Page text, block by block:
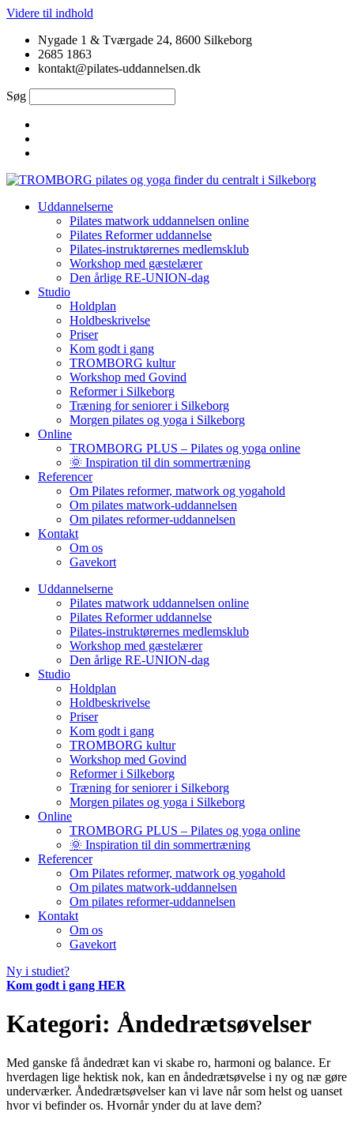
Videre til indhold
Nygade 1 & Tværgade 24, 8600 Silkeborg
2685 1863
kontakt@pilates-uddannelsen.dk
Søg
Uddannelserne
Pilates matwork uddannelsen online
Pilates Reformer uddannelse
Pilates-instruktørernes medlemsklub
Workshop med gæstelærer
Den årlige RE-UNION-dag
Studio
Holdplan
Holdbeskrivelse
Priser
Kom godt i gang
TROMBORG kultur
Workshop med Govind
Reformer i Silkeborg
Træning for seniorer i Silkeborg
Morgen pilates og yoga i Silkeborg
Online
TROMBORG PLUS – Pilates og yoga online
🌞 Inspiration til din sommertræning
Referencer
Om Pilates reformer, matwork og yogahold
Om pilates matwork-uddannelsen
Om pilates reformer-uddannelsen
Kontakt
Om os
Gavekort
Uddannelserne
Pilates matwork uddannelsen online
Pilates Reformer uddannelse
Pilates-instruktørernes medlemsklub
Workshop med gæstelærer
Den årlige RE-UNION-dag
Studio
Holdplan
Holdbeskrivelse
Priser
Kom godt i gang
TROMBORG kultur
Workshop med Govind
Reformer i Silkeborg
Træning for seniorer i Silkeborg
Morgen pilates og yoga i Silkeborg
Online
TROMBORG PLUS – Pilates og yoga online
🌞 Inspiration til din sommertræning
Referencer
Om Pilates reformer, matwork og yogahold
Om pilates matwork-uddannelsen
Om pilates reformer-uddannelsen
Kontakt
Om os
Gavekort
Ny i studiet?
Kom godt i gang HER
Kategori: Åndedrætsøvelser
Med ganske få åndedræt kan vi skabe ro, harmoni og balance. Er
hverdagen lige hektisk nok, kan en åndedrætsøvelse i ny og næ gøre
underværker. Åndedrætsøvelser kan vi lave når som helst og uanset
hvor vi befinder os. Hvornår ynder du at lave dem?